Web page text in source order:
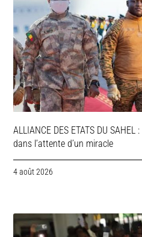
ALLIANCE DES ETATS DU
dans l’attente d’un miracle
4 août 2026